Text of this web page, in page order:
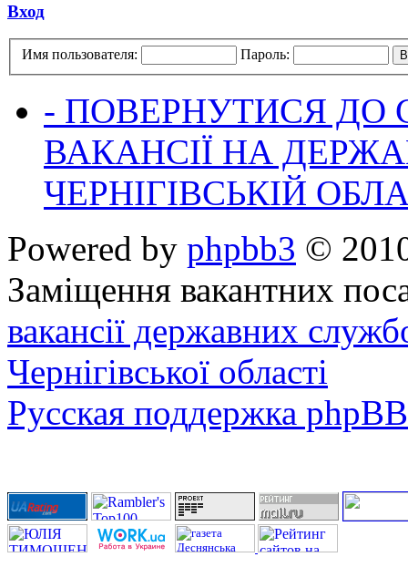
Вход
Имя пользователя: Пароль:
- ПОВЕРНУТИСЯ ДО
ВАКАНСІЇ НА
ЧЕРНІГІВСЬКІЙ
Powered by phpbb3 ©
Заміщення вакантних
вакансії державних
Чернігівської області
Русская поддержка phpBB